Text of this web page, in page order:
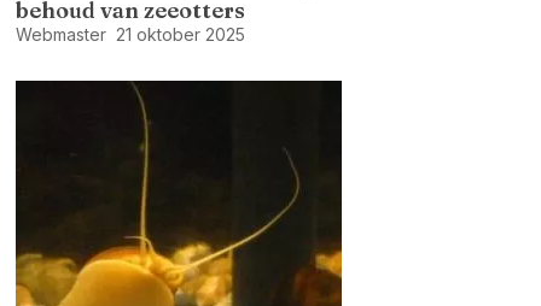
behoud van zeeotters
Webmaster 21 oktober 2025